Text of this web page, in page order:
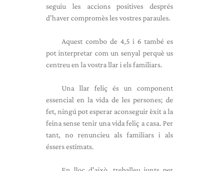
seguiu les accions positives després
d’haver compromès les vostres paraules.
Aquest combo de 4,5 i 6 també es
pot interpretar com un senyal perquè us
centreu en la vostra llar i els familiars.
Una llar feliç és un component
essencial en la vida de les persones; de
fet, ningú pot esperar aconseguir èxit a la
feina sense tenir una vida feliç a casa. Per
tant, no renuncieu als familiars i als
éssers estimats.